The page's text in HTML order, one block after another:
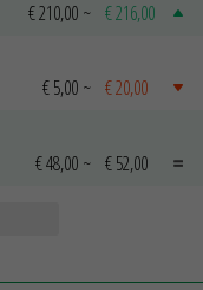
€ 210,00 ~ € 216,00
€ 5,00 ~ € 20,00
€ 48,00 ~ € 52,00